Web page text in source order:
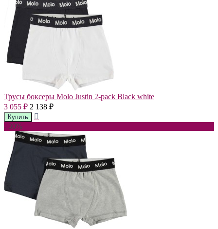
Трусы боксеры Molo Justin 2-pack Black white
3 055 ₽ 2 138 ₽
- 30%